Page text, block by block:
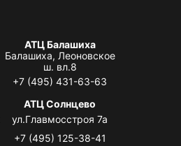
АТЦ Балашиха
Балашиха, Леоновское
ш. вл.8
+7 (495) 431-63-63
АТЦ Солнцево
ул.Главмосстроя 7а
+7 (495) 125-38-41